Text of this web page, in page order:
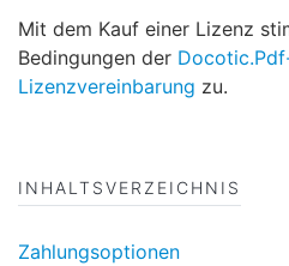
Mit dem Kauf einer Lizenz
Bedingungen der
Lizenzvereinbarung zu.
INHALTSVERZEICHNIS
Zahlungsoptionen